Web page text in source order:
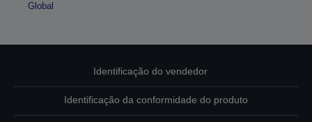
Global
Identificação do vendedor
Identificação da conformidade do produto